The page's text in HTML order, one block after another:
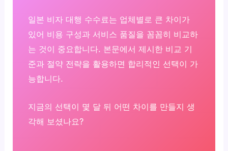
일본 비자 대행 수수료는 업체별로 큰 차이가
있어 비용 구성과 서비스 품질을 꼼꼼히 비교하
는 것이 중요합니다. 본문에서 제시한 비교 기
준과 절약 전략을 활용하면 합리적인 선택이 가
능합니다.
지금의 선택이 몇 달 뒤 어떤 차이를 만들지 생
각해 보셨나요?